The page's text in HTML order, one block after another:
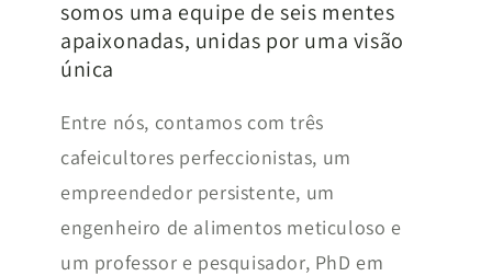
somos uma equipe de seis mentes
apaixonadas, unidas por uma visão
única
Entre nós, contamos com três
cafeicultores perfeccionistas, um
empreendedor persistente, um
engenheiro de alimentos meticuloso e
um professor e pesquisador, PhD em